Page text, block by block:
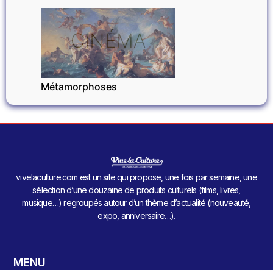
CINÉMA
Métamorphoses
vivelaculture.com est un site qui propose, une fois par semaine, une
sélection d’une douzaine de produits culturels (films, livres,
musique…) regroupés autour d’un thème d’actualité (nouveauté,
expo, anniversaire…).
MENU